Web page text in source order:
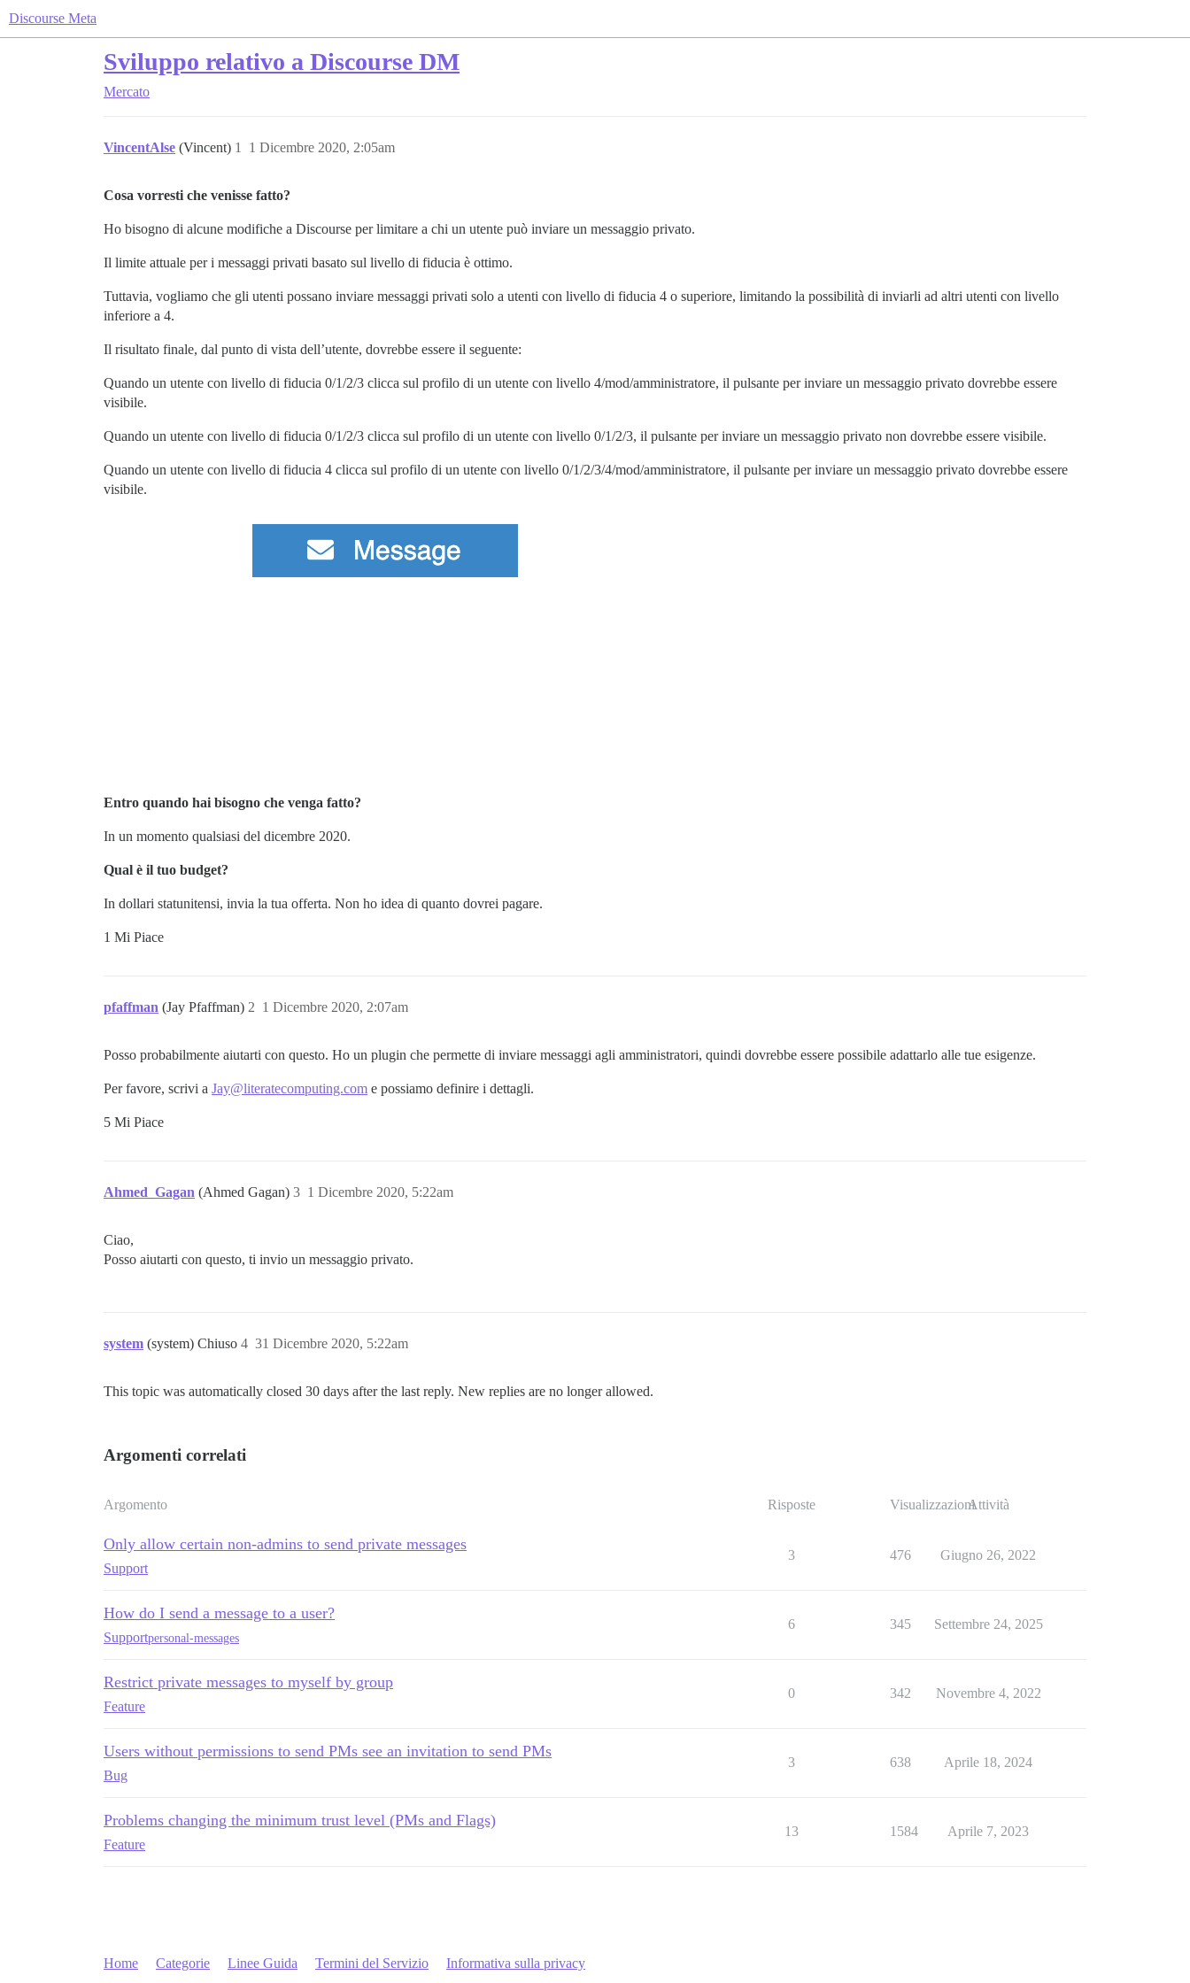
Discourse Meta
Sviluppo relativo a Discourse DM
Mercato
VincentAlse (Vincent) 1 Dicembre 2020, 2:05am
1
Cosa vorresti che venisse fatto?
Ho bisogno di alcune modifiche a Discourse per limitare a chi un utente può inviare un messaggio privato.
Il limite attuale per i messaggi privati basato sul livello di fiducia è ottimo.
Tuttavia, vogliamo che gli utenti possano inviare messaggi privati solo a utenti con livello di fiducia 4 o superiore, limitando la possibilità di inviarli ad altri utenti con livello
inferiore a 4.
Il risultato finale, dal punto di vista dell’utente, dovrebbe essere il seguente:
Quando un utente con livello di fiducia 0/1/2/3 clicca sul profilo di un utente con livello 4/mod/amministratore, il pulsante per inviare un messaggio privato dovrebbe essere
visibile.
Quando un utente con livello di fiducia 0/1/2/3 clicca sul profilo di un utente con livello 0/1/2/3, il pulsante per inviare un messaggio privato non dovrebbe essere visibile.
Quando un utente con livello di fiducia 4 clicca sul profilo di un utente con livello 0/1/2/3/4/mod/amministratore, il pulsante per inviare un messaggio privato dovrebbe essere
visibile.
Entro quando hai bisogno che venga fatto?
In un momento qualsiasi del dicembre 2020.
Qual è il tuo budget?
In dollari statunitensi, invia la tua offerta. Non ho idea di quanto dovrei pagare.
1 Mi Piace
pfaffman (Jay Pfaffman) 1 Dicembre 2020, 2:07am
2
Posso probabilmente aiutarti con questo. Ho un plugin che permette di inviare messaggi agli amministratori, quindi dovrebbe essere possibile adattarlo alle tue esigenze.
Per favore, scrivi a Jay@literatecomputing.com e possiamo definire i dettagli.
5 Mi Piace
Ahmed_Gagan (Ahmed Gagan) 1 Dicembre 2020, 5:22am
3
Ciao,
Posso aiutarti con questo, ti invio un messaggio privato.
system (system) Chiuso 31 Dicembre 2020, 5:22am
4
This topic was automatically closed 30 days after the last reply. New replies are no longer allowed.
Argomenti correlati
Argomento Risposte VisualizzazioniAttività
Only allow certain non-admins to send private messages
Support
3 476 Giugno 26, 2022
How do I send a message to a user?
Supportpersonal-messages
6 345 Settembre 24, 2025
Restrict private messages to myself by group
Feature
0 342 Novembre 4, 2022
Users without permissions to send PMs see an invitation to send PMs
Bug
3 638 Aprile 18, 2024
Problems changing the minimum trust level (PMs and Flags)
Feature
13 1584 Aprile 7, 2023
Home Categorie Linee Guida Termini del Servizio Informativa sulla privacy